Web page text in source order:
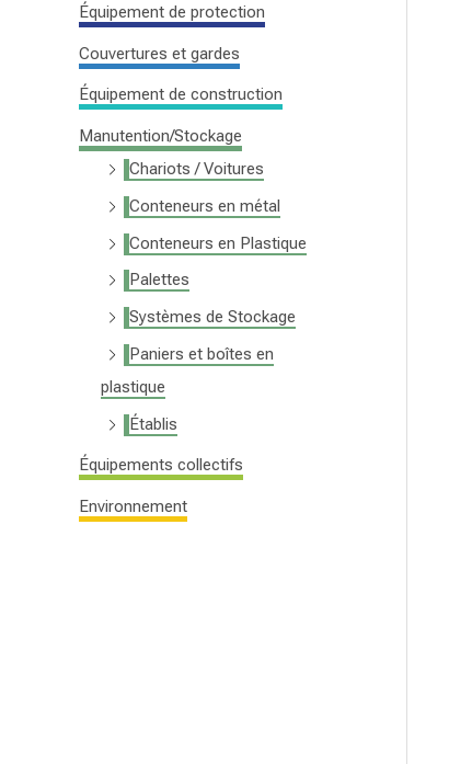
r
Équipement de protection
Couvertures et gardes
Équipement de construction
Manutention/Stockage
Chariots / Voitures
Conteneurs en métal
Conteneurs en Plastique
Palettes
Systèmes de Stockage
Paniers et boîtes en
plastique
Établis
Équipements collectifs
Environnement